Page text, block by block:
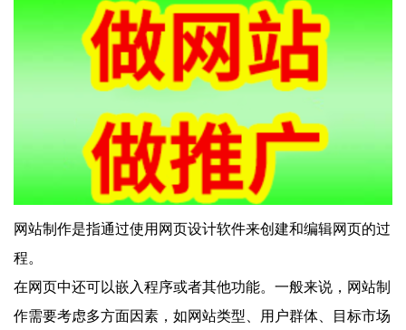
网站制作是指通过使用网页设计软件来创建和编辑网页的过
程。
在网页中还可以嵌入程序或者其他功能。一般来说，网站制
作需要考虑多方面因素，如网站类型、用户群体、目标市场